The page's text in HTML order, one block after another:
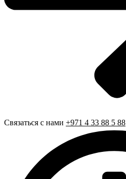
Связаться с нами +971 4 33 88 5 88